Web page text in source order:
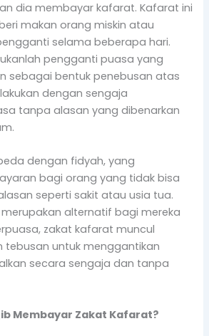
dia membayar kafarat. Kafarat ini
makan orang miskin atau
selama beberapa hari.
pengganti puasa yang
sebagai bentuk penebusan atas
dengan sengaja
tanpa alasan yang dibenarkan
dengan fidyah, yang
bagi orang yang tidak bisa
seperti sakit atau usia tua.
alternatif bagi mereka
zakat kafarat muncul
tebusan untuk menggantikan
secara sengaja dan tanpa
Membayar Zakat Kafarat?